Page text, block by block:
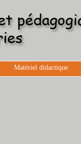
Matériel didactique